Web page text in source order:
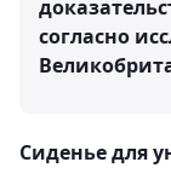
согласно
Сиденье для